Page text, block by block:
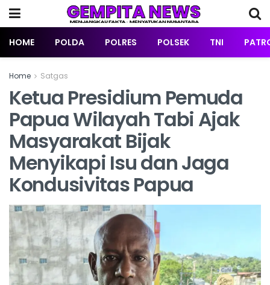
HOME POLDA POLRES POLSEK TNI
Home Satgas
Ketua Presidium Pemuda
Papua Wilayah Tabi Ajak
Masyarakat Bijak
Menyikapi Isu dan Jaga
Kondusivitas Papua